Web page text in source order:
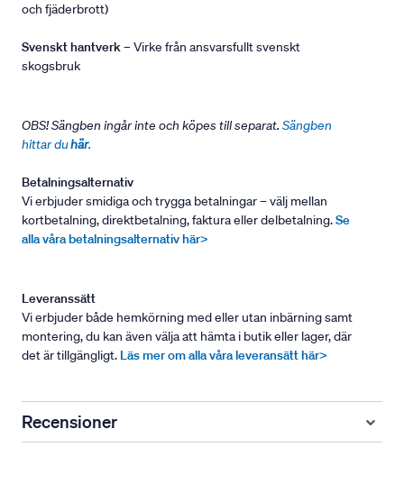
och fjäderbrott)
Svenskt hantverk– Virke från ansvarsfullt svenskt
skogsbruk
OBS! Sängben ingår inte och köpes till separat. Sängben
hittar duhär.
Betalningsalternativ
Vi erbjuder smidiga och trygga betalningar – välj mellan
kortbetalning, direktbetalning, faktura eller delbetalning.Se
alla våra betalningsalternativ här>
Leveranssätt
Vi erbjuder både hemkörning med eller utan inbärning samt
montering, du kan även välja att hämta i butik eller lager, där
det är tillgängligt. Läs mer om alla våra leveransätt här>
Recensioner